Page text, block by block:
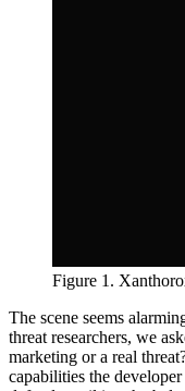
Figure 1.
The scene seems
threat researchers, we
marketing or a real
capabilities the